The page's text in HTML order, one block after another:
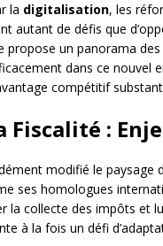
la digitalisation, les
autant de défis que
propose un panorama
dans ce nouvel
compétitif
Fiscalité :
modifié le paysage
ses homologues
la collecte des impôts et
à la fois un défi